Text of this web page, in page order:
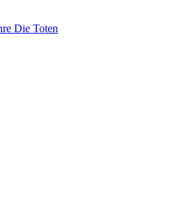
Die Toten